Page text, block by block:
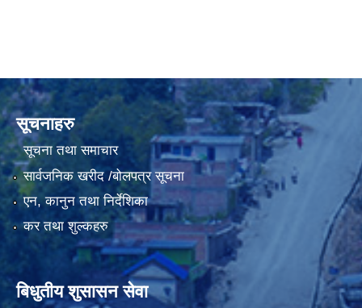
सूचनाहरु
सूचना तथा समाचार
सार्वजनिक खरीद /बोलपत्र सूचना
एन, कानुन तथा निर्देशिका
कर तथा शुल्कहरु
बिधुतीय शुसासन सेवा